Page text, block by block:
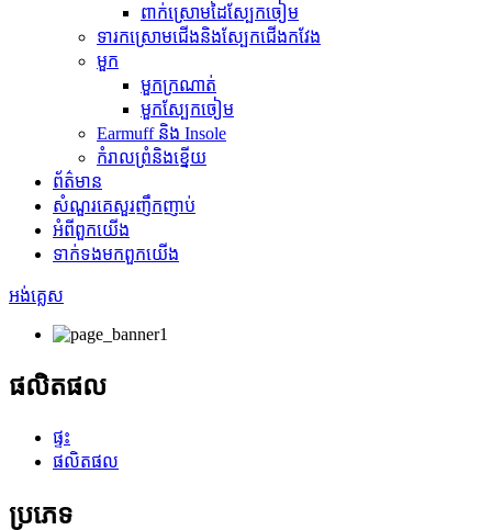
ពាក់ស្រោមដៃស្បែកចៀម
ទារកស្រោមជើងនិងស្បែកជើងកវែង
មួក
មួកក្រណាត់
មួកស្បែកចៀម
Earmuff និង Insole
កំរាលព្រំនិងខ្នើយ
ព័ត៌មាន
សំណួរគេសួរញឹកញាប់
អំពី​ពួក​យើង
ទាក់ទង​មក​ពួក​យើង
អង់គ្លេស
ផលិតផល
ផ្ទះ
ផលិតផល
ប្រភេទ